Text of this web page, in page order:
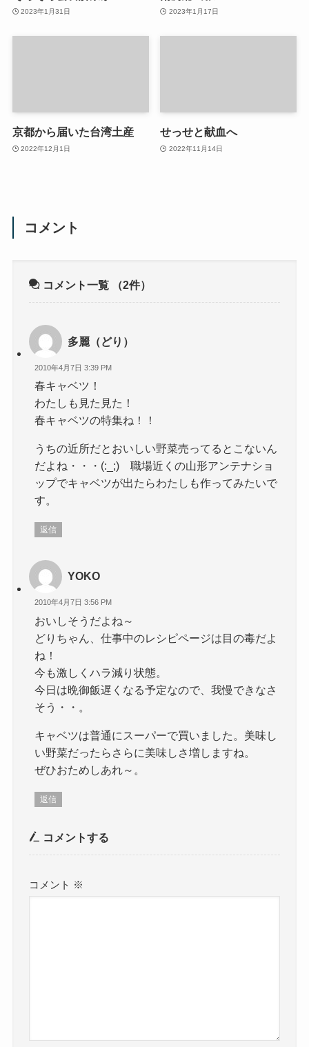
2023年1月31日 2023年1月17日
京都から届いた台湾土産
2022年12月1日
せっせと献血へ
2022年11月14日
コメント
コメント一覧 （2件）
多麗（どり）
2010年4月7日 3:39 PM
春キャベツ！
わたしも見た見た！
春キャベツの特集ね！！
うちの近所だとおいしい野菜売ってるとこないん
だよね・・・(:_;) 職場近くの山形アンテナショ
ップでキャベツが出たらわたしも作ってみたいで
す。
返信
YOKO
2010年4月7日 3:56 PM
おいしそうだよね～
どりちゃん、仕事中のレシピページは目の毒だよ
ね！
今も激しくハラ減り状態。
今日は晩御飯遅くなる予定なので、我慢できなさ
そう・・。
キャベツは普通にスーパーで買いました。美味し
い野菜だったらさらに美味しさ増しますね。
ぜひおためしあれ～。
返信
コメントする
コメント ※